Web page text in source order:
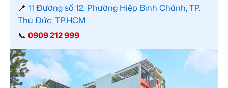
📍 11 Đường số 12, Phường Hiệp Bình Chánh, TP.
Thủ Đức, TP.HCM
📞 0909 212 999